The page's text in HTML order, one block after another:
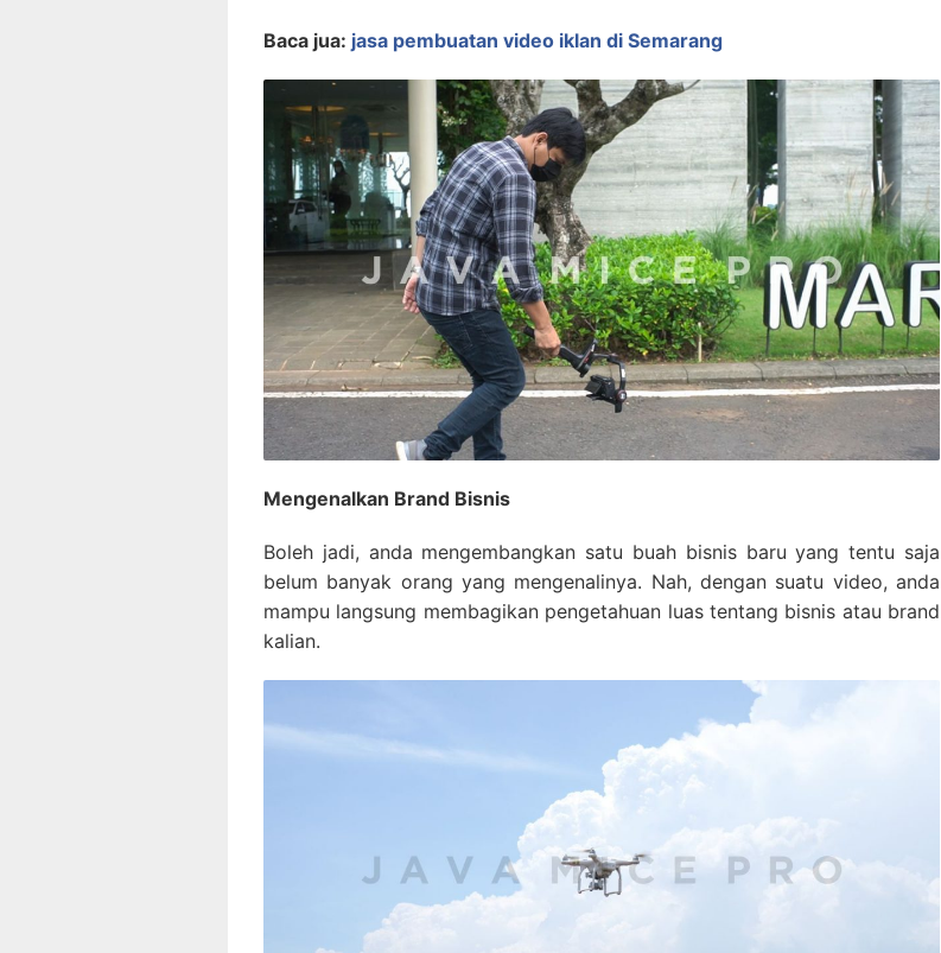
Baca jua: jasa pembuatan video iklan di Semarang
Mengenalkan Brand Bisnis
Boleh jadi, anda mengembangkan satu buah bisnis baru yang tentu saja
belum banyak orang yang mengenalinya. Nah, dengan suatu video, anda
mampu langsung membagikan pengetahuan luas tentang bisnis atau brand
kalian.